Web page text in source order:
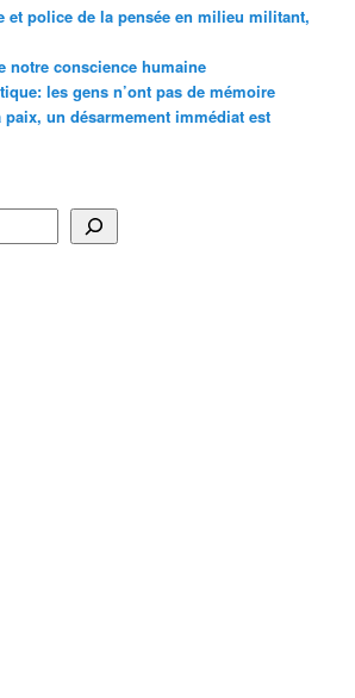
et police de la pensée en milieu militant,
notre conscience humaine
les gens n’ont pas de mémoire
un désarmement immédiat est